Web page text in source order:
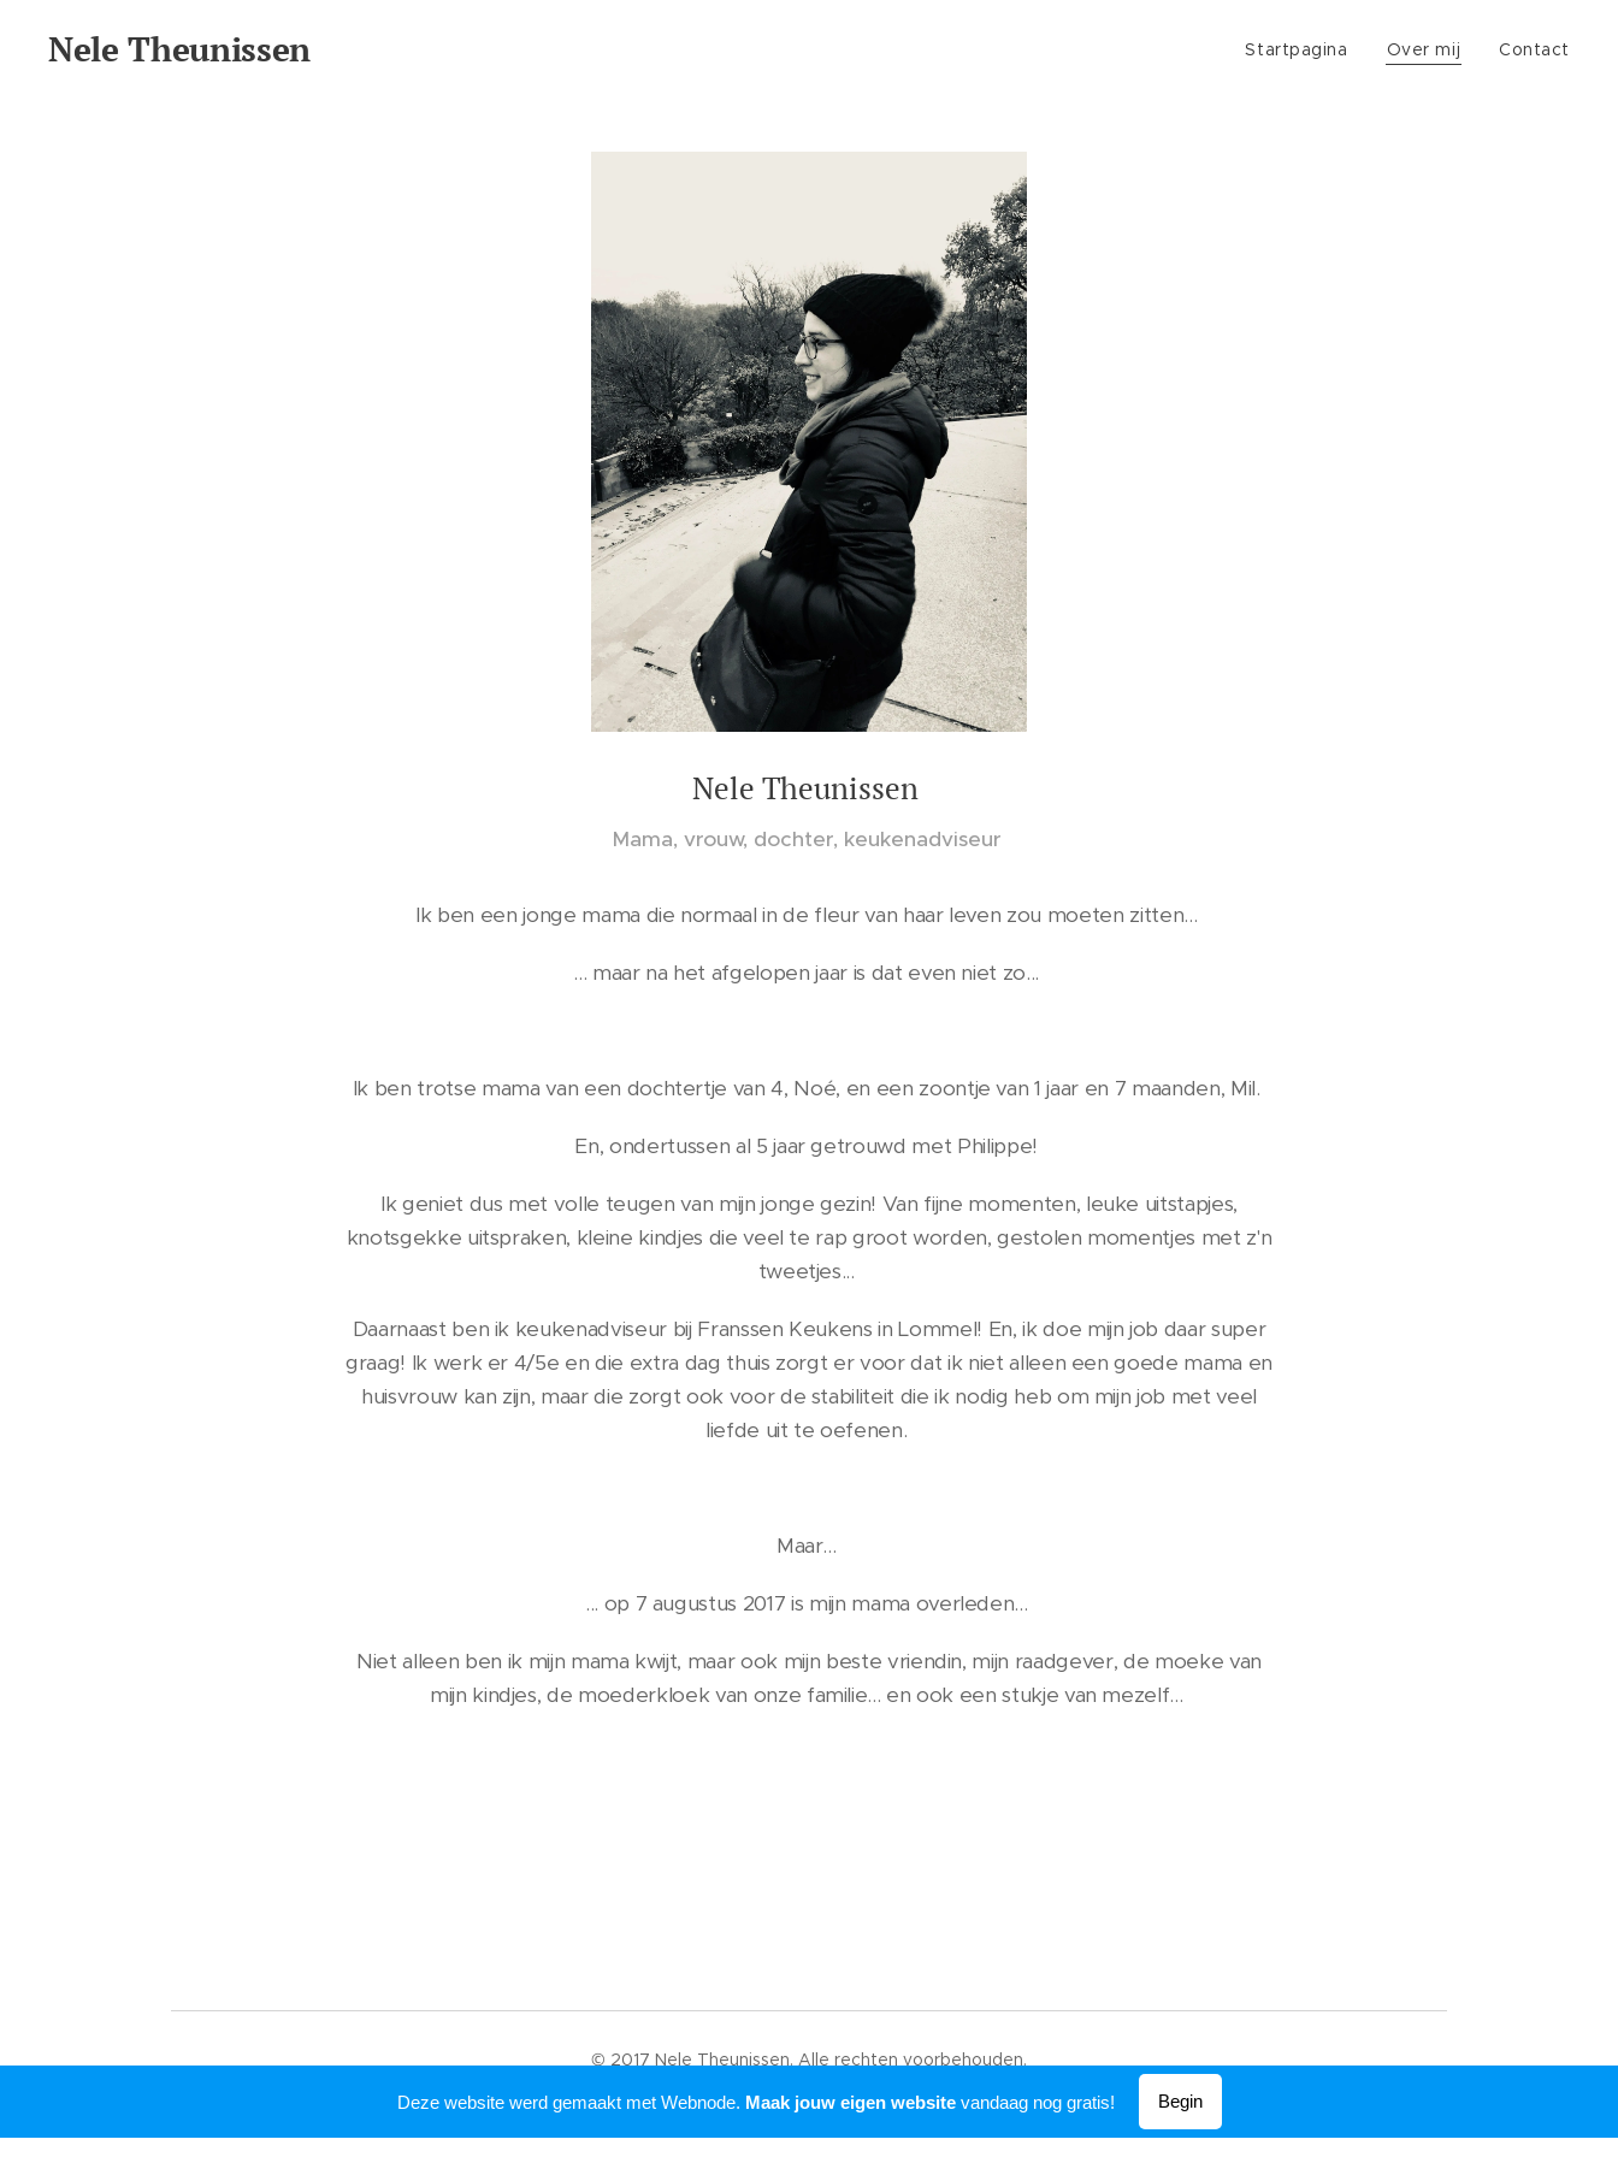
Nele Theunissen Startpagina Over mij Contact
Nele Theunissen
Mama, vrouw, dochter, keukenadviseur
Ik ben een jonge mama die normaal in de fleur van haar leven zou moeten zitten...
... maar na het afgelopen jaar is dat even niet zo...
Ik ben trotse mama van een dochtertje van 4, Noé, en een zoontje van 1 jaar en 7 maanden, Mil.
En, ondertussen al 5 jaar getrouwd met Philippe!
Ik geniet dus met volle teugen van mijn jonge gezin! Van fijne momenten, leuke uitstapjes,
knotsgekke uitspraken, kleine kindjes die veel te rap groot worden, gestolen momentjes met z'n
tweetjes...
Daarnaast ben ik keukenadviseur bij Franssen Keukens in Lommel! En, ik doe mijn job daar super
graag! Ik werk er 4/5e en die extra dag thuis zorgt er voor dat ik niet alleen een goede mama en
huisvrouw kan zijn, maar die zorgt ook voor de stabiliteit die ik nodig heb om mijn job met veel
liefde uit te oefenen.
Maar...
... op 7 augustus 2017 is mijn mama overleden...
Niet alleen ben ik mijn mama kwijt, maar ook mijn beste vriendin, mijn raadgever, de moeke van
mijn kindjes, de moederkloek van onze familie... en ook een stukje van mezelf...
© 2017 Nele Theunissen. Alle rechten voorbehouden.
Deze website werd gemaakt met Webnode. Maak jouw eigen websitevandaag nog gratis! Begin